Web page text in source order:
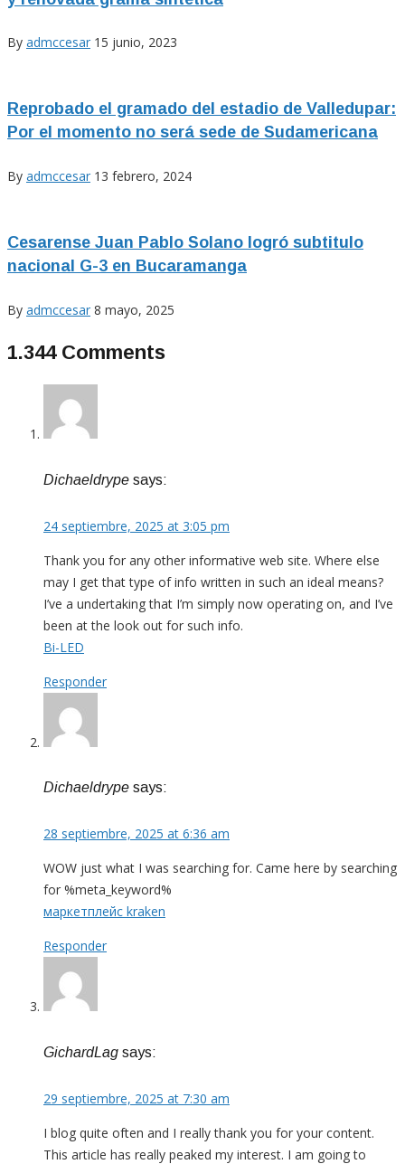
By admccesar 15 junio, 2023
Reprobado el gramado del estadio de Valledupar:
Por el momento no será sede de Sudamericana
By admccesar 13 febrero, 2024
Cesarense Juan Pablo Solano logró subtitulo
nacional G-3 en Bucaramanga
By admccesar 8 mayo, 2025
1.344 Comments
Dichaeldrype says:
24 septiembre, 2025 at 3:05 pm
Thank you for any other informative web site. Where else
may I get that type of info written in such an ideal means?
I’ve a undertaking that I’m simply now operating on, and I’ve
been at the look out for such info.
Bi-LED
Responder
Dichaeldrype says:
28 septiembre, 2025 at 6:36 am
WOW just what I was searching for. Came here by searching
for %meta_keyword%
маркетплейс kraken
Responder
GichardLag says:
29 septiembre, 2025 at 7:30 am
I blog quite often and I really thank you for your content.
This article has really peaked my interest. I am going to